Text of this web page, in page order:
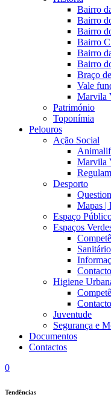
Bairro
Bairro
Bairro
Bairro
Bairro
Bairro
Braço
Vale
Marvila
Património
Toponímia
Pelouros
Ação Social
Marvila
Desporto
Mapas |
Espaço
Espaços
Higiene
Juventude
Segurança e
Documentos
Contactos
0
Tendências